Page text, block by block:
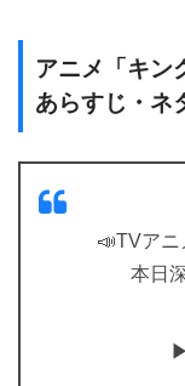
アニメ「キン
あらすじ・ネ
📣TVアニ
本日